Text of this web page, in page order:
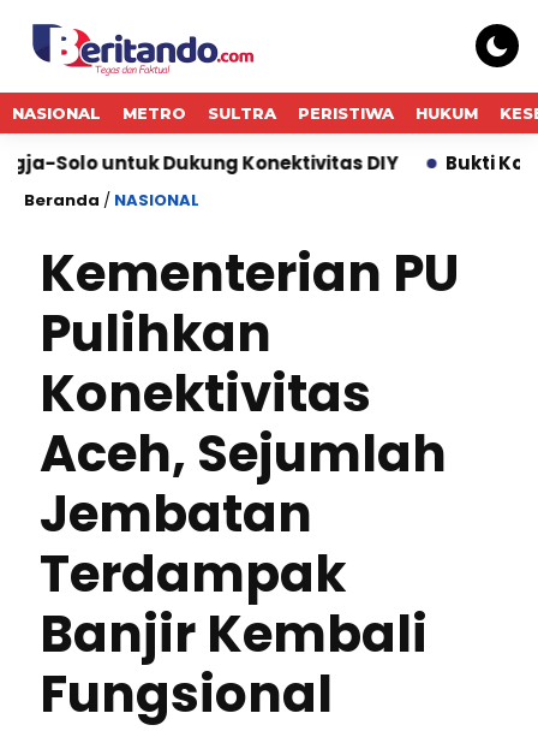
NASIONAL METRO SULTRA PERISTIWA HUKUM
Dukung Konektivitas DIY Bukti Komitmen
Beranda / NASIONAL
Kementerian PU
Pulihkan
Konektivitas
Aceh, Sejumlah
Jembatan
Terdampak
Banjir Kembali
Fungsional